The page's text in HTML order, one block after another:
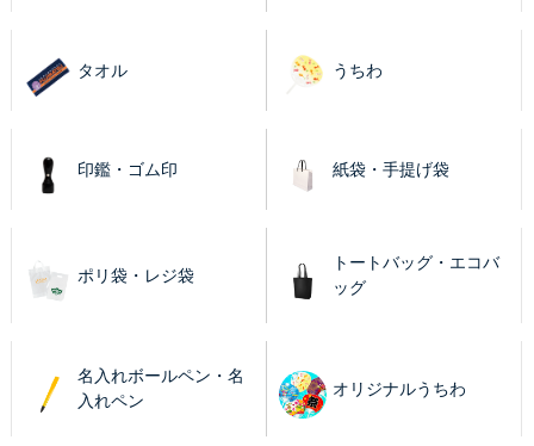
タオル うちわ
印鑑・ゴム印 紙袋・手提げ袋
ポリ袋・レジ袋
トートバッグ・エコバ
ッグ
名入れボールペン・名
入れペン
オリジナルうちわ